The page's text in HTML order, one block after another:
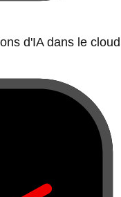
d'IA dans le cloud